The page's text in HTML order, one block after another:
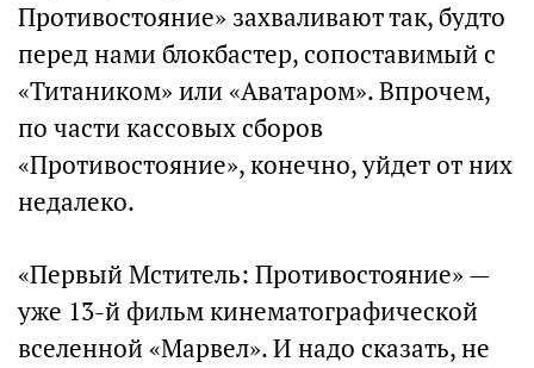
Противостояние» захваливают так, будто
перед нами блокбастер, сопоставимый с
«Титаником» или «Аватаром». Впрочем,
по части кассовых сборов
«Противостояние», конечно, уйдет от них
недалеко.
«Первый Мститель: Противостояние» —
уже 13-й фильм кинематографической
вселенной «Марвел». И надо сказать, не